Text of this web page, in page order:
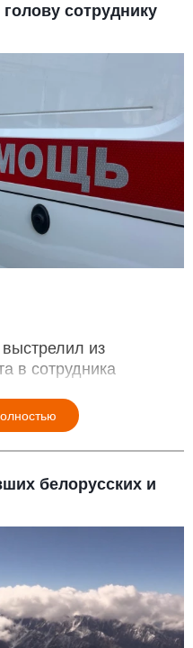
сотруднику
из
в сотрудника
белорусских и